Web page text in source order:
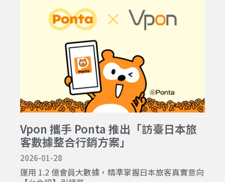
Vpon 攜手 Ponta 推出「訪臺日本旅
客數據整合行銷方案」
2026-01-28
運用 1.2 億會員大數據，精準掌握日本旅客真實意向